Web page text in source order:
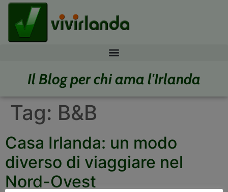
Il Blog per chi ama l'Irlanda
Tag: B&B
Casa Irlanda: un modo
diverso di viaggiare nel
Nord-Ovest